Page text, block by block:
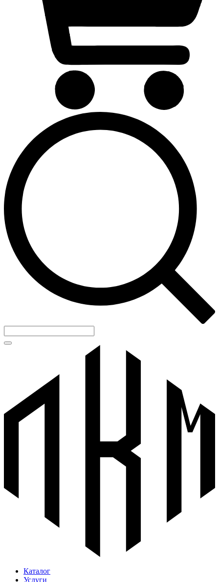
Каталог
Услуги